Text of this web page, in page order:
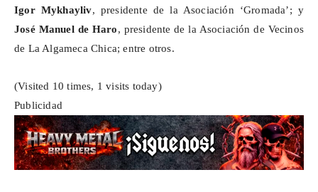
Igor Mykhayliv, presidente de la Asociación ‘Gromada’; y
José Manuel de Haro, presidente de la Asociación de Vecinos
de La Algameca Chica; entre otros.
(Visited 10 times, 1 visits today)
Publicidad